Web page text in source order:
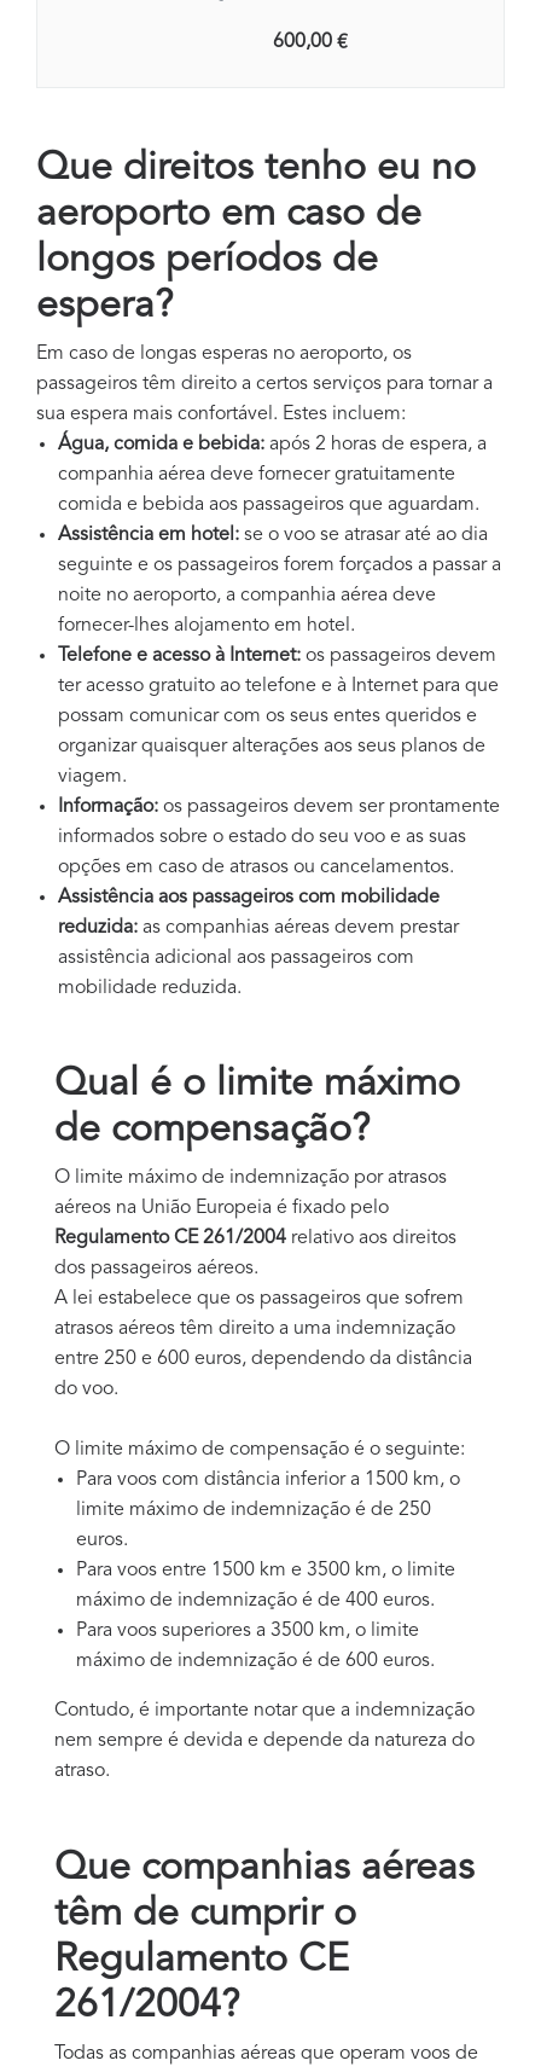
600,00 €
Que direitos tenho eu no
aeroporto em caso de
longos períodos de
espera?
Em caso de longas esperas no aeroporto, os
passageiros têm direito a certos serviços para tornar a
sua espera mais confortável. Estes incluem:
Água, comida e bebida: após 2 horas de espera, a
companhia aérea deve fornecer gratuitamente
comida e bebida aos passageiros que aguardam.
Assistência em hotel: se o voo se atrasar até ao dia
seguinte e os passageiros forem forçados a passar a
noite no aeroporto, a companhia aérea deve
fornecer-lhes alojamento em hotel.
Telefone e acesso à Internet: os passageiros devem
ter acesso gratuito ao telefone e à Internet para que
possam comunicar com os seus entes queridos e
organizar quaisquer alterações aos seus planos de
viagem.
Informação: os passageiros devem ser prontamente
informados sobre o estado do seu voo e as suas
opções em caso de atrasos ou cancelamentos.
Assistência aos passageiros com mobilidade
reduzida: as companhias aéreas devem prestar
assistência adicional aos passageiros com
mobilidade reduzida.
Qual é o limite máximo
de compensação?
O limite máximo de indemnização por atrasos
aéreos na União Europeia é fixado pelo
Regulamento CE 261/2004 relativo aos direitos
dos passageiros aéreos.
A lei estabelece que os passageiros que sofrem
atrasos aéreos têm direito a uma indemnização
entre 250 e 600 euros, dependendo da distância
do voo.
O limite máximo de compensação é o seguinte:
Para voos com distância inferior a 1500 km, o
limite máximo de indemnização é de 250
euros.
Para voos entre 1500 km e 3500 km, o limite
máximo de indemnização é de 400 euros.
Para voos superiores a 3500 km, o limite
máximo de indemnização é de 600 euros.
Contudo, é importante notar que a indemnização
nem sempre é devida e depende da natureza do
atraso.
Que companhias aéreas
têm de cumprir o
Regulamento CE
261/2004?
Todas as companhias aéreas que operam voos de